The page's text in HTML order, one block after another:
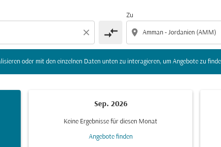
close compare_arrows
Zu
location_on
oder mit den einzelnen Daten unten zu interagieren, um Angebote zu
Sep. 2026
Keine Ergebnisse für diesen Monat
Angebote finden